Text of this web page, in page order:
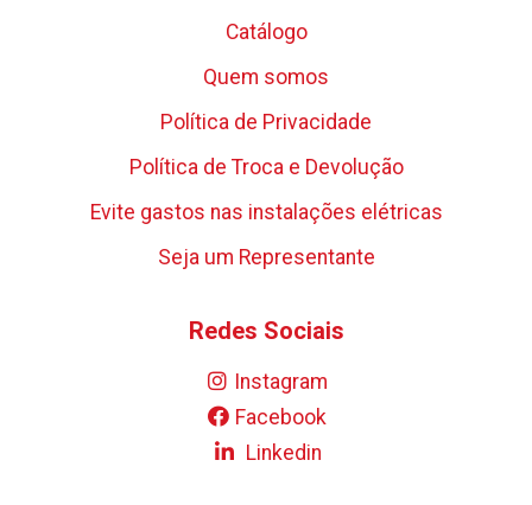
Catálogo
Quem somos
Política de Privacidade
Política de Troca e Devolução
Evite gastos nas instalações elétricas
Seja um Representante
Redes Sociais
Instagram
Facebook
Linkedin